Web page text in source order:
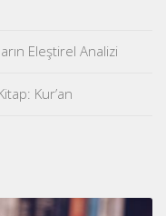
Eleştirel Analizi
Kur’an